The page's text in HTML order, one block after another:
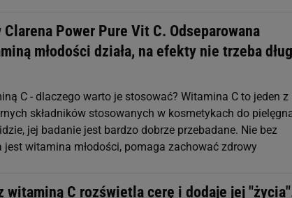
Power Pure Vit C. Odseparowana
młodości działa, na efekty nie trzeba
C - dlaczego warto je stosować? Witamina C to jeden z
składników stosowanych w kosmetykach do
jej badanie jest bardzo dobrze przebadane. Nie bez
jest witamina młodości, pomaga zachować zdrowy
witaminą C rozświetla cerę i dodaje jej